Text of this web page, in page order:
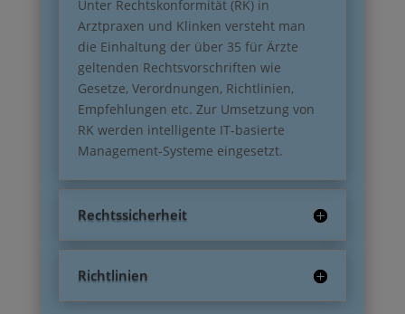
Unter Rechtskonformität (RK) in
Arztpraxen und Klinken versteht man
die Einhaltung der über 35 für Ärzte
geltenden Rechtsvorschriften wie
Gesetze, Verordnungen, Richtlinien,
Empfehlungen etc. Zur Umsetzung von
RK werden intelligente IT-basierte
Management-Systeme eingesetzt.
Rechtssicherheit
Richtlinien